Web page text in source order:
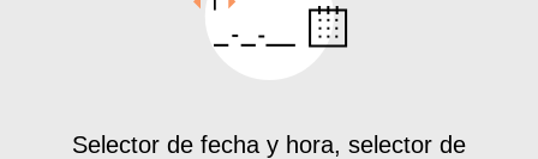
Selector de fecha y hora, selector de